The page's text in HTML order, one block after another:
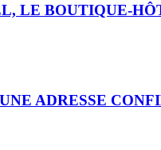
LE BOUTIQUE-
ADRESSE